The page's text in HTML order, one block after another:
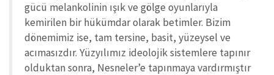
gücü melankolinin ışık ve gölge oyunlarıyla
kemirilen bir hükümdar olarak betimler. Bizim
dönemimiz ise, tam tersine, basit, yüzeysel ve
acımasızdır. Yüzyılımız ideolojik sistemlere tapınır
olduktan sonra, Nesneler’e tapınmaya vardırmıştır